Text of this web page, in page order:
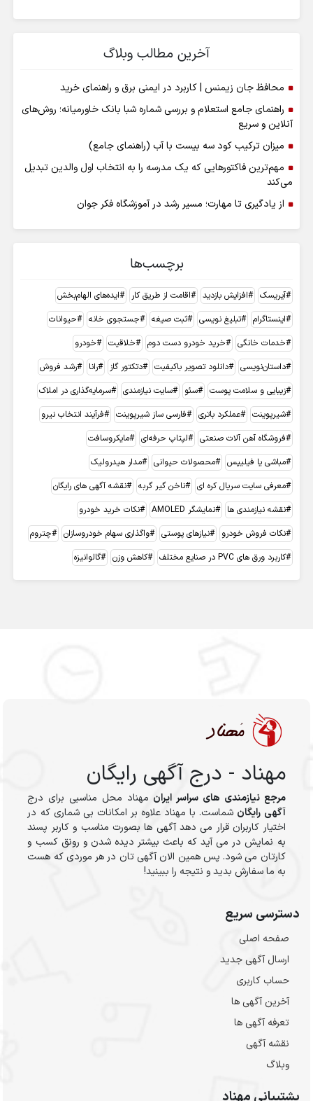
آخرین مطالب وبلاگ
محافظ جان زیمنس | کاربرد در ایمنی برق و راهنمای خرید
راهنمای جامع استعلام و بررسی شماره شبا بانک خاورمیانه؛ روش‌های
آنلاین و سریع
میزان ترکیب کود سه بیست با آب (راهنمای جامع)
مهم‌ترین فاکتورهایی که یک مدرسه را به انتخاب اول والدین تبدیل
می‌کند
از یادگیری تا مهارت؛ مسیر رشد در آموزشگاه فکر جوان
برچسب‌ها
آیریسک افزایش بازدید اقامت از طریق کار
ایده‌های الهام‌بخش
اینستاگرام
تبلیغ نویسی ثبت صیغه جستجوی خانه
حیوانات
خدمات خانگی
خرید خودرو دست دوم خلاقیت
خودرو
داستان‌نویسی
دانلود تصویر باکیفیت دتکتور گاز رانا
رشد فروش
زیبایی و سلامت پوست
سئو سایت نیازمندی
سرمایه‌گذاری در املاک
شیرپوینت
عملکرد باتری فارسی ساز شیرپوینت
فرآیند انتخاب نیرو
فروشگاه آهن آلات صنعتی
لپتاپ حرفه‌ای
مایکروسافت
مباشی یا فیلیپس
محصولات حیوانی
مدار هیدرولیک
معرفی سایت سریال کره ای
ناخن گیر گربه
نقشه آگهی های رایگان
نقشه نیازمندی ها
نمایشگر AMOLED
نکات خرید خودرو
نکات فروش خودرو
نیازهای پوستی واگذاری سهام خودروسازان
چتروم
کاربرد ورق های PVC در صنایع مختلف
کاهش وزن گالوانیزه
مهناد - درج آگهی رایگان
مرجع نیازمندی های سراسر ایران مهناد محل مناسبی برای درج
آگهی رایگان شماست. با مهناد علاوه بر امکانات بی شماری که در
اختیار کاربران قرار می دهد آگهی ها بصورت مناسب و کاربر پسند
به نمایش در می آید که باعث بیشتر دیده شدن و رونق کسب و
کارتان می شود. پس همین الان آگهی تان در هر موردی که هست
به ما سفارش بدید و نتیجه را ببینید!
دسترسی سریع
صفحه اصلی
ارسال‌ آگهی جدید
حساب کاربری
آخرین آگهی ها
تعرفه آگهی ها
نقشه آگهی
وبلاگ
پشتیبانی مهناد